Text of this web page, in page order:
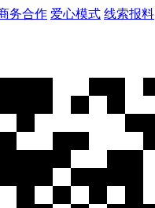
务合作 爱心模式 线索报料